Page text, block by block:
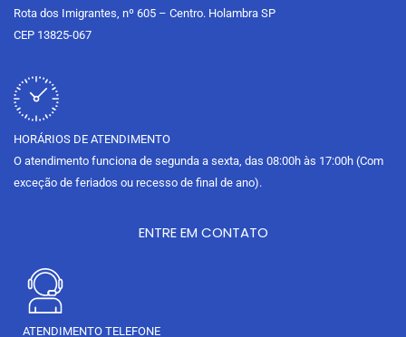
Rota dos Imigrantes, nº 605 – Centro. Holambra SP
CEP 13825-067
HORÁRIOS DE ATENDIMENTO
O atendimento funciona de segunda a sexta, das 08:00h às 17:00h (Com
exceção de feriados ou recesso de final de ano).
ENTRE EM CONTATO
ATENDIMENTO TELEFONE